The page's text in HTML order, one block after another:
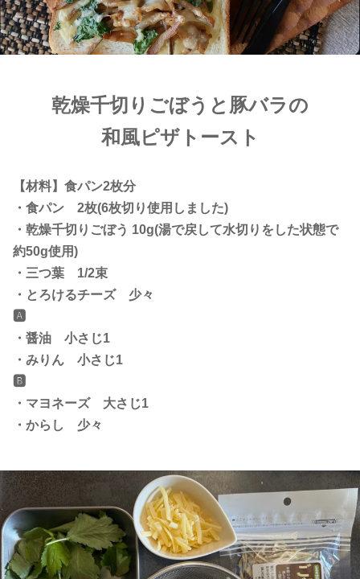
乾燥千切りごぼうと豚バラの
和風ピザトースト
【材料】食パン2枚分
・食パン 2枚(6枚切り使用しました)
・乾燥千切りごぼう 10g(湯で戻して水切りをした状態で
約50g使用)
・三つ葉 1/2束
・とろけるチーズ 少々
🅰️
・醤油 小さじ1
・みりん 小さじ1
🅱️
・マヨネーズ 大さじ1
・からし 少々